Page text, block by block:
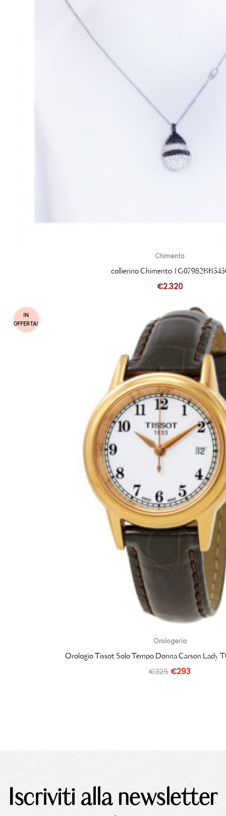
Chimento
collierino Chimento
€2.320
IN
OFFERTA!
Orologeria
Orologio Tissot Solo Tempo Donna Carson Lady
€325 €293
Iscriviti alla newsletter